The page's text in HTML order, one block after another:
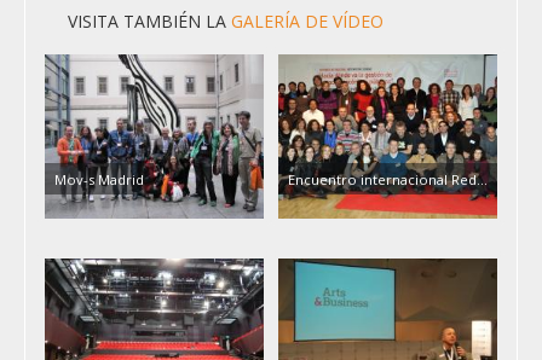
VISITA TAMBIÉN LA GALERÍA DE VÍDEO
Mov-s Madrid Encuentro internacional Red...